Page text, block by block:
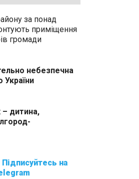
за понад
приміщення
громади
небезпечна
дитина,